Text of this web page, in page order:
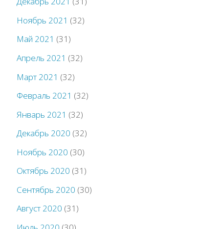
Ноябрь 2021 (32)
Май 2021 (31)
Апрель 2021 (32)
Март 2021 (32)
Февраль 2021 (32)
Январь 2021 (32)
Декабрь 2020 (32)
Ноябрь 2020 (30)
Октябрь 2020 (31)
Сентябрь 2020 (30)
Август 2020 (31)